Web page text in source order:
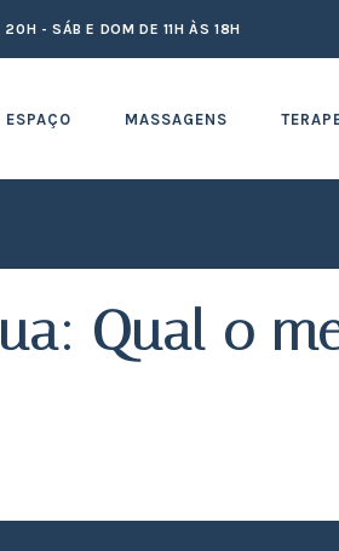
- SÁB E DOM DE 11H ÀS 18H
ESPAÇO MASSAGENS
Qual o